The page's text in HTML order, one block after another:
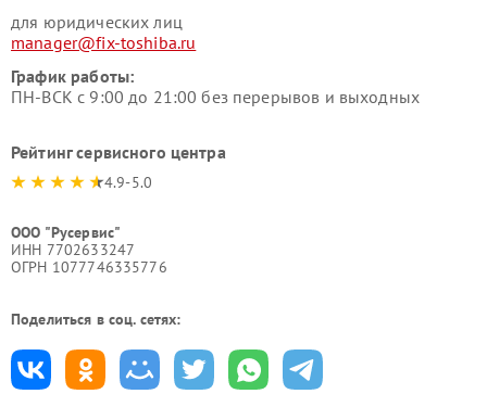
для юридических лиц
manager@fix-toshiba.ru
График работы:
ПН-ВСК с 9:00 до 21:00 без перерывов и выходных
Рейтинг сервисного центра
4.9-5.0
ООО "Русервис"
ИНН 7702633247
ОГРН 1077746335776
Поделиться в соц. сетях: